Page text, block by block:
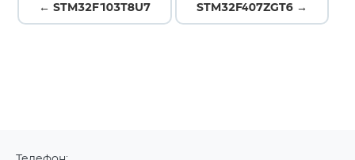
← STM32F103T8U7 STM32F407ZGT6 →